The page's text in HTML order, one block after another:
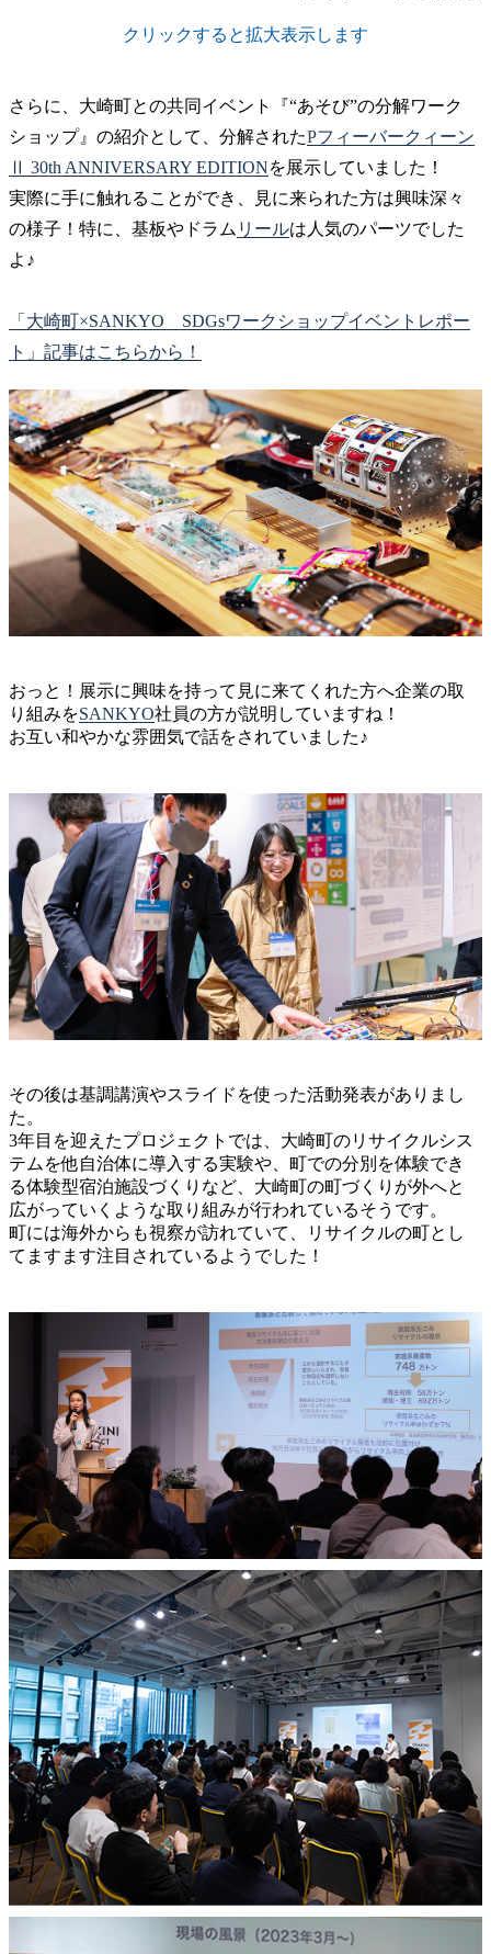
クリックすると拡大表示します
さらに、大崎町との共同イベント『“あそび”の分解ワーク
ショップ』の紹介として、分解されたPフィーバークィーン
Ⅱ 30th ANNIVERSARY EDITIONを展示していました！
実際に手に触れることができ、見に来られた方は興味深々
の様子！特に、基板やドラム リールは人気のパーツでした
よ♪
「大崎町×SANKYO SDGsワークショップイベントレポー
ト」記事はこちらから！
おっと！展示に興味を持って見に来てくれた方へ企業の取
り組みをSANKYO社員の方が説明していますね！
お互い和やかな雰囲気で話をされていました♪
その後は基調講演やスライドを使った活動発表がありまし
た。
3年目を迎えたプロジェクトでは、大崎町のリサイクルシス
テムを他自治体に導入する実験や、町での分別を体験でき
る体験型宿泊施設づくりなど、大崎町の町づくりが外へと
広がっていくような取り組みが行われているそうです。
町には海外からも視察が訪れていて、リサイクルの町とし
てますます注目されているようでした！